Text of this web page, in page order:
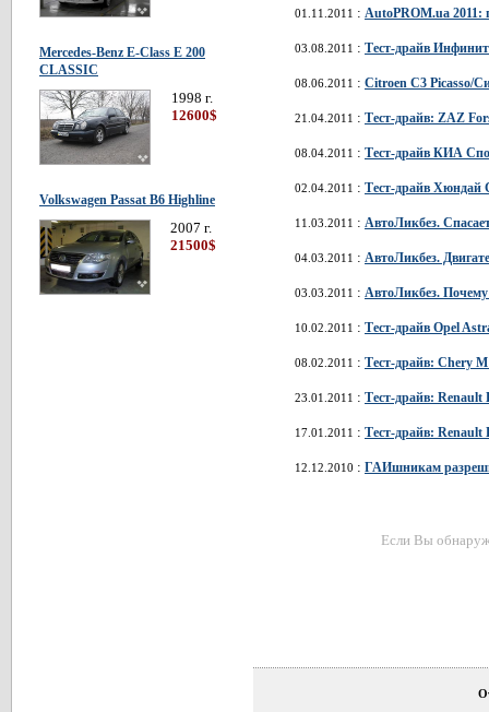
Mercedes-Benz E-Class E 200
CLASSIC
1998 г.
12600$
Volkswagen Passat В6 Highline
2007 г.
21500$
01.11.2011 : AutoPROM.ua 2011:
03.08.2011 : Тест-драйв
08.06.2011 : Citroen C3 Picasso/
21.04.2011 : Тест-драйв: ZAZ
08.04.2011 : Тест-драйв КИА
02.04.2011 : Тест-драйв Хюндай
11.03.2011 : АвтоЛикбез.
04.03.2011 : АвтоЛикбез.
03.03.2011 : АвтоЛикбез.
10.02.2011 : Тест-драйв Opel
08.02.2011 : Тест-драйв: Chery
23.01.2011 : Тест-драйв:
17.01.2011 : Тест-драйв: Renault
12.12.2010 : ГАИшникам
Если Вы